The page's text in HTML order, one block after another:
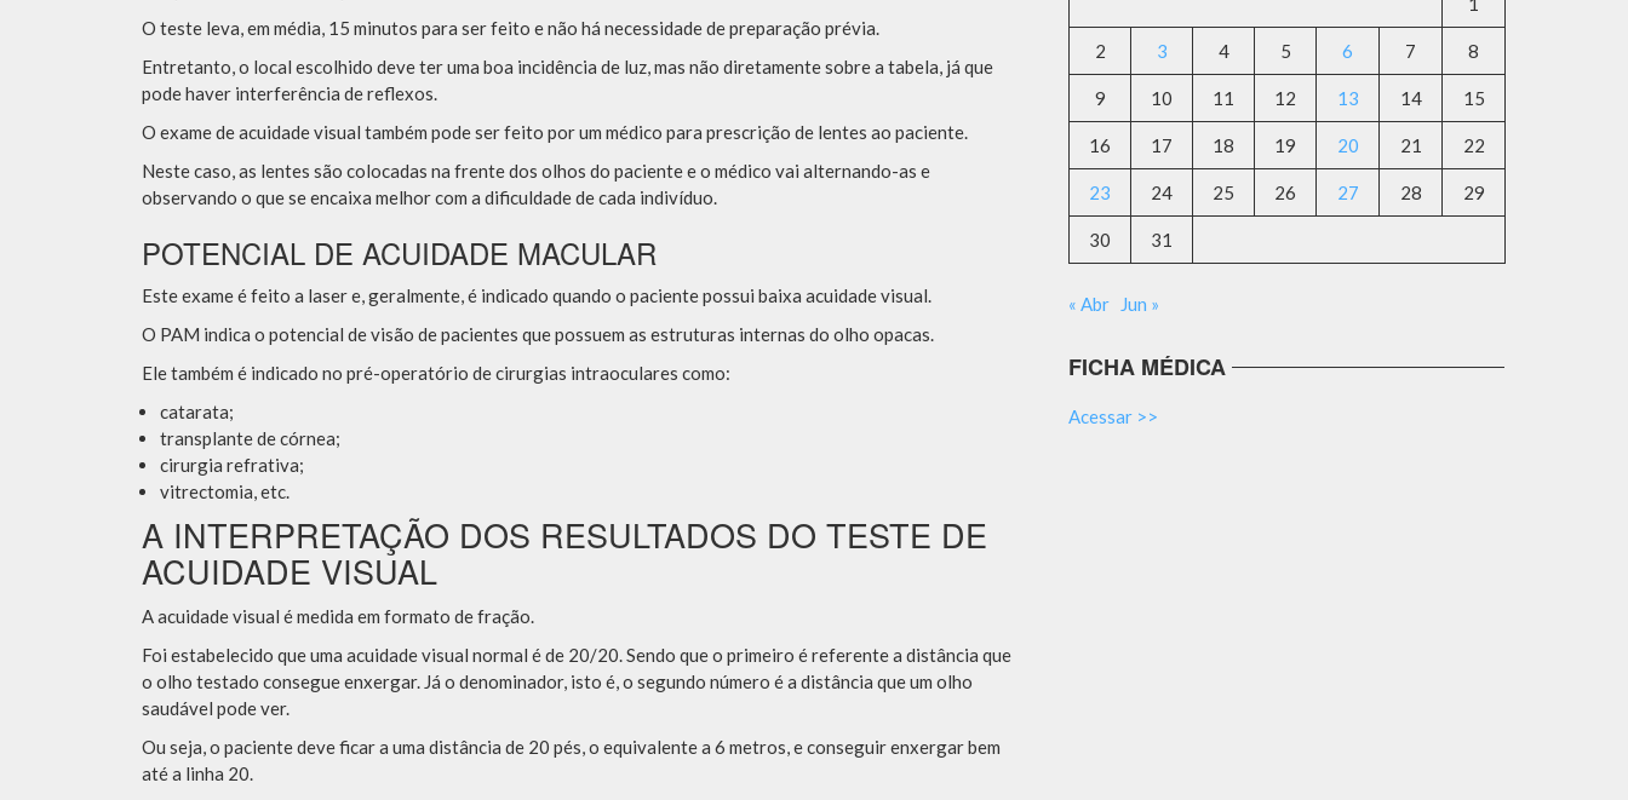
O teste leva, em média, 15 minutos para ser feito e não há necessidade de preparação prévia.
Entretanto, o local escolhido deve ter uma boa incidência de luz, mas não diretamente sobre a tabela, já que
pode haver interferência de reflexos.
O exame de acuidade visual também pode ser feito por um médico para prescrição de lentes ao paciente.
Neste caso, as lentes são colocadas na frente dos olhos do paciente e o médico vai alternando-as e
observando o que se encaixa melhor com a dificuldade de cada indivíduo.
POTENCIAL DE ACUIDADE MACULAR
Este exame é feito a laser e, geralmente, é indicado quando o paciente possui baixa acuidade visual.
O PAM indica o potencial de visão de pacientes que possuem as estruturas internas do olho opacas.
Ele também é indicado no pré-operatório de cirurgias intraoculares como:
catarata;
transplante de córnea;
cirurgia refrativa;
vitrectomia, etc.
A INTERPRETAÇÃO DOS RESULTADOS DO TESTE DE
ACUIDADE VISUAL
A acuidade visual é medida em formato de fração.
Foi estabelecido que uma acuidade visual normal é de 20/20. Sendo que o primeiro é referente a distância que
o olho testado consegue enxergar. Já o denominador, isto é, o segundo número é a distância que um olho
saudável pode ver.
Ou seja, o paciente deve ficar a uma distância de 20 pés, o equivalente a 6 metros, e conseguir enxergar bem
até a linha 20.
2 3 4 5 6 7 8
9 10 11 12 13 14 15
16 17 18 19 20 21 22
23 24 25 26 27 28 29
30 31
« Abr Jun »
FICHA MÉDICA
Acessar >>